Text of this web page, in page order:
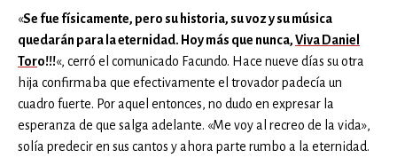
«Se fue físicamente, pero su historia, su voz y su música
quedarán para la eternidad. Hoy más que nunca,Viva Daniel
Toro!!!«, cerró el comunicado Facundo. Hace nueve días su otra
hija confirmaba que efectivamente el trovador padecía un
cuadro fuerte. Por aquel entonces, no dudo en expresar la
esperanza de que salga adelante. «Me voy al recreo de la vida»,
solía predecir en sus cantos y ahora parte rumbo a la eternidad.